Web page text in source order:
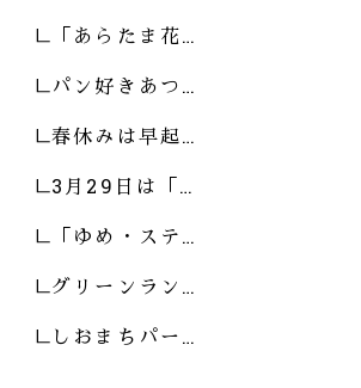
「あらたま花…
パン好きあつ…
春休みは早起…
3月29日は「…
「ゆめ・ステ…
グリーンラン…
しおまちパー…